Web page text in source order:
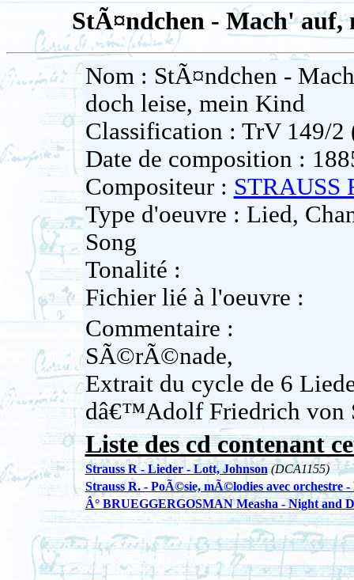
StÃ¤ndchen - Mach' auf,
Nom : StÃ¤ndchen -
doch leise, mein Kind
Classification : TrV 149/2
Date de composition :
Compositeur : STRAUSS
Type d'oeuvre : Lied,
Song
Tonalité :
Fichier lié à l'oeuvre :
Commentaire :
SÃ©rÃ©nade,
Extrait du cycle de 6
dâ€™Adolf Friedrich von
Liste des cd contenant
Strauss R - Lieder - Lott, Johnson (DCA1155)
Strauss R. - PoÃ©sie, mÃ©lodies avec orchestre
Â° BRUEGGERGOSMAN Measha - Night and